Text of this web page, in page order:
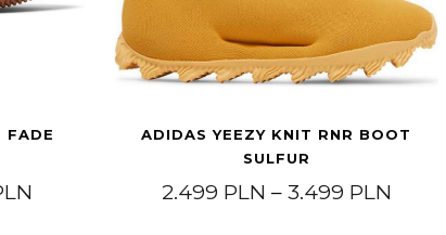
FADE
Price range: 1.449 PLN through 1.999 PLN
ADIDAS YEEZY KNIT RNR BOOT
SULFUR
2.499 PLN – 3.499 PLN